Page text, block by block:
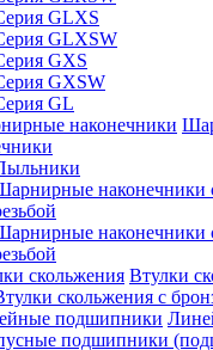
GLXS
GLXSW
GXS
GXSW
GL
наконечники
наконечники
Втулки
скольжения с